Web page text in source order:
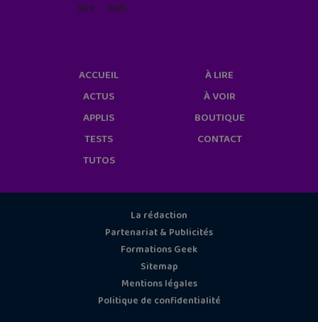
site web
ACCUEIL
ACTUS
APPLIS
TESTS
TUTOS
À LIRE
À VOIR
BOUTIQUE
CONTACT
La rédaction
Partenariat & Publicités
Formations Geek
Sitemap
Mentions légales
Politique de confidentialité